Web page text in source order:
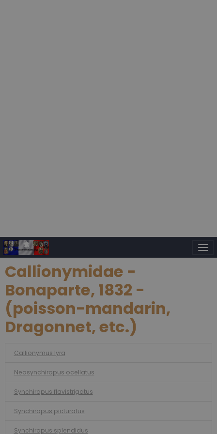
Callionymidae -
Bonaparte, 1832 -
(poisson-mandarin,
Dragonnet, etc.)
Callionymus lyra
Neosynchiropus ocellatus
Synchiropus flavistrigatus
Synchiropus picturatus
Synchiropus splendidus